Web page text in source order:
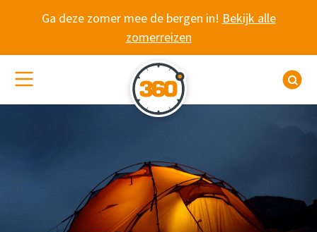
Ga deze zomer mee de bergen in! Bekijk alle
zomerreizen
(De)activeer site navigatie
WANDELVAKANTIE